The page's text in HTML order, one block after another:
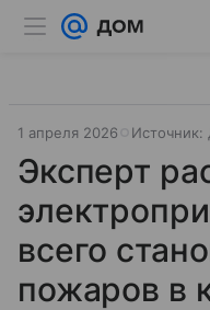
1 апреля 2026 Источник:
Эксперт
всего
пожаров в